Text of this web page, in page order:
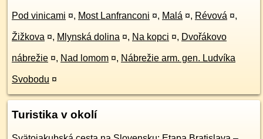
Pod vinicami ¤, Most Lanfranconi ¤, Malá ¤, Révová ¤,
Žižkova ¤, Mlynská dolina ¤, Na kopci ¤, Dvořákovo
nábrežie ¤, Nad lomom ¤, Nábrežie arm. gen. Ludvíka
Svobodu ¤
Turistika v okolí